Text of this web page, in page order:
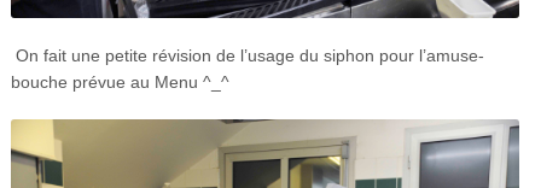
On fait une petite révision de l’usage du siphon pour l’amuse-
bouche prévue au Menu ^_^